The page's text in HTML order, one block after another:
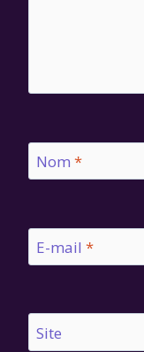
Nom *
E-mail *
Site